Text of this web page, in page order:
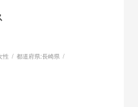
性 都道府県:長崎県